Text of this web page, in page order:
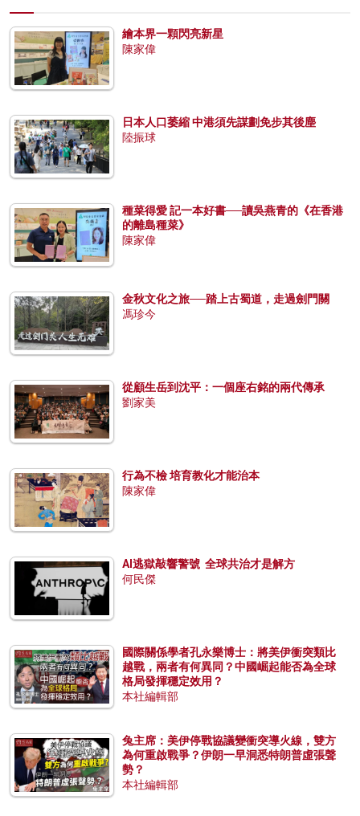
繪本界一顆閃亮新星
陳家偉
日本人口萎縮 中港須先謀劃免步其後塵
陸振球
種菜得愛 記一本好書──讀吳燕青的《在香港
的離島種菜》
陳家偉
金秋文化之旅──踏上古蜀道，走過劍門關
馮珍今
從顧生岳到沈平：一個座右銘的兩代傳承
劉家美
行為不檢 培育教化才能治本
陳家偉
AI逃獄敲響警號 全球共治才是解方
何民傑
國際關係學者孔永樂博士：將美伊衝突類比
越戰，兩者有何異同？中國崛起能否為全球
格局發揮穩定效用？
本社編輯部
兔主席：美伊停戰協議變衝突導火線，雙方
為何重啟戰爭？伊朗一早洞悉特朗普虛張聲
勢？
本社編輯部